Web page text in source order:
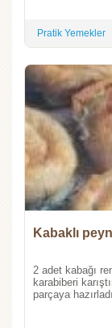
Pratik Yemekler
Kabaklı
2 adet kabağı
karabiberi
parçaya